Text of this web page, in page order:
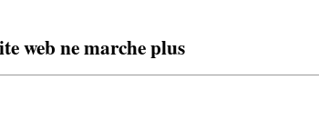
web ne marche plus